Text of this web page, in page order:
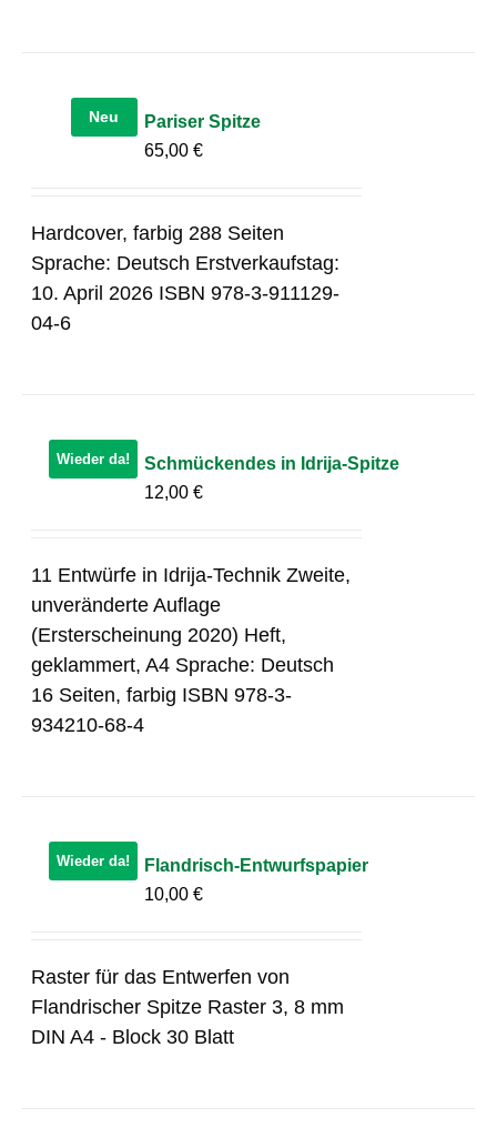
Neu
Pariser Spitze
65,00€
Hardcover, farbig 288 Seiten
Sprache: Deutsch Erstverkaufstag:
10. April 2026 ISBN 978-3-911129-
04-6
Wieder da!
Schmückendes in Idrija-Spitze
12,00€
11 Entwürfe in Idrija-Technik Zweite,
unveränderte Auflage
(Ersterscheinung 2020) Heft,
geklammert, A4 Sprache: Deutsch
16 Seiten, farbig ISBN 978-3-
934210-68-4
Wieder da!
Flandrisch-Entwurfspapier
10,00€
Raster für das Entwerfen von
Flandrischer Spitze Raster 3, 8 mm
DIN A4 - Block 30 Blatt